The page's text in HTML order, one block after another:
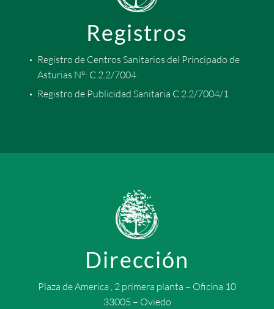
Registros
Registro de Centros Sanitarios del Principado de
Asturias Nº: C.2.2/7004
Registro de Publicidad Sanitaria C.2.2/7004/1
Dirección
Plaza de America , 2 primera planta – Oficina 10
33005 – Oviedo